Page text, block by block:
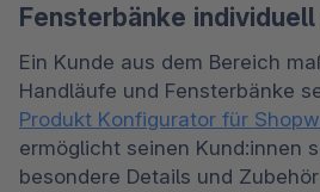
Fensterbänke
Ein Kunde aus dem Bereich
Handläufe und Fensterbänke
Produkt Konfigurator für
ermöglicht seinen Kund:innen
besondere Details und